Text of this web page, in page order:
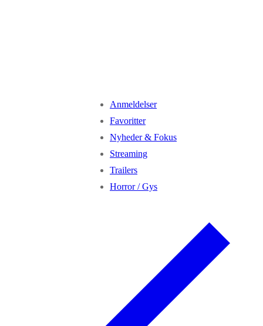
Anmeldelser
Favoritter
Nyheder & Fokus
Streaming
Trailers
Horror / Gys